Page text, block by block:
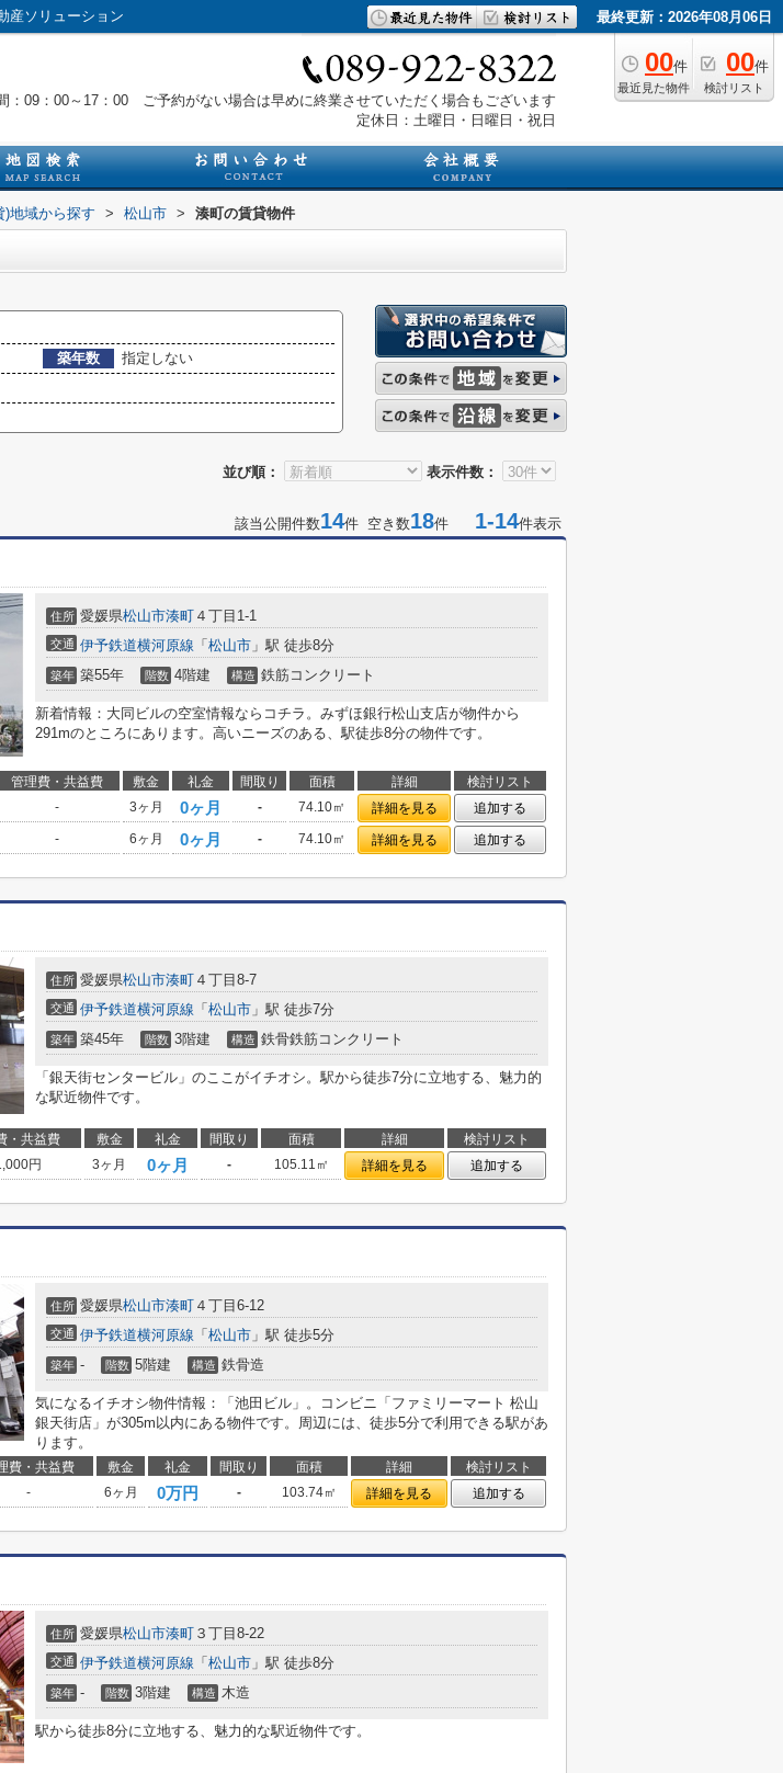
産ソリューション 最終更新：2026年08月06日
00件
最近見た物件
00件
検討リスト
：09：00～17：00 ご予約がない場合は早めに終業させていただく場合もございます
定休日：土曜日・日曜日・祝日
)地域から探す > 松山市 > 湊町の賃貸物件
築年数
指定しない
並び順： 表示件数：
該当公開件数14件 空き数18件 1-14件表示
住所 愛媛県松山市湊町 ４丁目1-1
交通 伊予鉄道横河原線 「 松山市 」駅 徒歩8分
築年 築55年 階数 4階建 構造 鉄筋コンクリート
新着情報：大同ビルの空室情報ならコチラ。みずほ銀行松山支店が物件から
291mのところにあります。高いニーズのある、駅徒歩8分の物件です。
管理費・共益費 敷金 礼金 間取り 面積 詳細
検討リスト
- 3ヶ月 0ヶ月 - 74.10㎡ 詳細を見る
追加する
- 6ヶ月 0ヶ月 - 74.10㎡ 詳細を見る 追加する
住所 愛媛県松山市湊町 ４丁目8-7
交通 伊予鉄道横河原線 「 松山市 」駅 徒歩7分
築年 築45年 階数 3階建 構造 鉄骨鉄筋コンクリート
「銀天街センタービル」のここがイチオシ。駅から徒歩7分に立地する、魅力的
な駅近物件です。
・共益費 敷金 礼金 間取り 面積 詳細
検討リスト
円 3ヶ月 0ヶ月 - 105.11㎡ 詳細を見る 追加する
住所 愛媛県松山市湊町 ４丁目6-12
交通 伊予鉄道横河原線 「 松山市 」駅 徒歩5分
築年 - 階数 5階建 構造 鉄骨造
気になるイチオシ物件情報：「池田ビル」。コンビニ「ファミリーマート 松山
銀天街店」が305m以内にある物件です。周辺には、徒歩5分で利用できる駅があ
ります。
費・共益費 敷金 礼金 間取り 面積 詳細
検討リスト
- 6ヶ月 0万円 - 103.74㎡ 詳細を見る 追加する
住所 愛媛県松山市湊町 ３丁目8-22
交通 伊予鉄道横河原線 「 松山市 」駅 徒歩8分
築年 - 階数 3階建 構造 木造
駅から徒歩8分に立地する、魅力的な駅近物件です。